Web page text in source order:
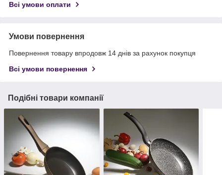
Всі умови оплати
Умови повернення
Повернення товару впродовж 14 днів за рахунок покупця
Всі умови повернення
Подібні товари компанії